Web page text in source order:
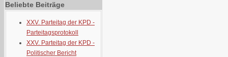
Beliebte Beiträge
XXV. Parteitag der KPD -
Parteitagsprotokoll
XXV. Parteitag der KPD -
Politischer Bericht